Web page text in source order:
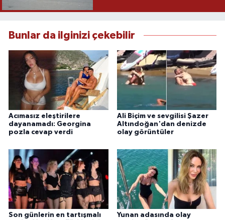
Bunlar da ilginizi çekebilir
Acımasız eleştirilere
dayanamadı: Georgina
pozla cevap verdi
Ali Biçim ve sevgilisi Şazer
Altındoğan'dan denizde
olay görüntüler
Son günlerin en tartışmalı
Yunan adasında olay